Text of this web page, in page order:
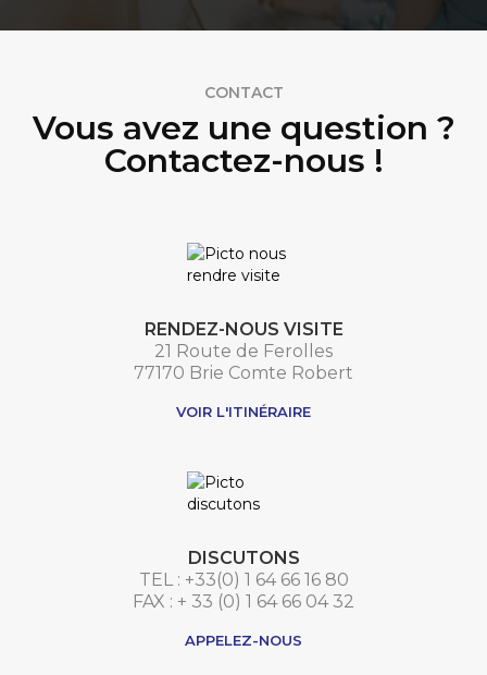
CONTACT
Vous avez une question ?
Contactez-nous !
RENDEZ-NOUS VISITE
21 Route de Ferolles
77170 Brie Comte Robert
VOIR L'ITINÉRAIRE
DISCUTONS
TEL : +33(0) 1 64 66 16 80
FAX : + 33 (0) 1 64 66 04 32
APPELEZ-NOUS